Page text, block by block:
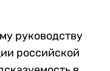
руководству
российской